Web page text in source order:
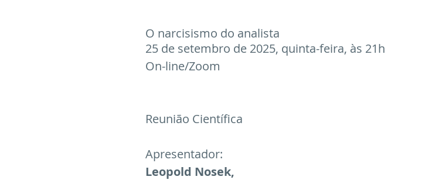
O narcisismo do analista
25 de setembro de 2025, quinta-feira, às 21h
On-line/Zoom
Reunião Científica
Apresentador:
Leopold Nosek,